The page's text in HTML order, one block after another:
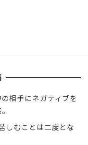
相手にネガティブを
しむことは二度とな